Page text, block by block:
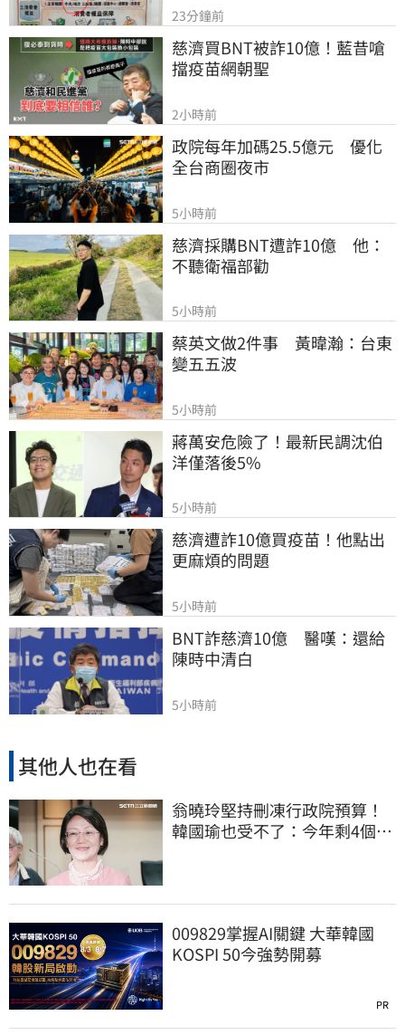
23分鐘前
慈濟買BNT被詐10億！藍昔嗆
擋疫苗網朝聖
2小時前
政院每年加碼25.5億元　優化
全台商圈夜市
5小時前
慈濟採購BNT遭詐10億　他：
不聽衛福部勸
5小時前
蔡英文做2件事　黃暐瀚：台東
變五五波
5小時前
蔣萬安危險了！最新民調沈伯
洋僅落後5%
5小時前
慈濟遭詐10億買疫苗！他點出
更麻煩的問題
5小時前
BNT詐慈濟10億　醫嘆：還給
陳時中清白
5小時前
其他人也在看
翁曉玲堅持刪凍行政院預算！
韓國瑜也受不了：今年剩4個月
009829掌握AI關鍵 大華韓國
KOSPI 50今強勢開募
PR